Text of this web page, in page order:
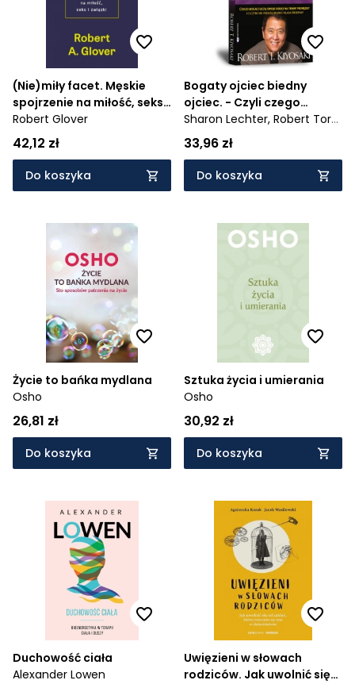
(Nie)miły facet. Męskie
spojrzenie na miłość, seks i
związki
Robert Glover
42,12 zł
Do koszyka
Bogaty ojciec biedny
ojciec. - Czyli czego
bogaci uczą swoje dzieci
na temat pieniędzy i o
czym nie wiedzą biedni i
średnia klasa
Sharon Lechter, Robert Toru
Kiyosaki
33,96 zł
Do koszyka
Życie to bańka mydlana
Osho
26,81 zł
Do koszyka
Sztuka życia i umierania
Osho
30,92 zł
Do koszyka
Duchowość ciała
Alexander Lowen
Uwięzieni w słowach
rodziców. Jak uwolnić się